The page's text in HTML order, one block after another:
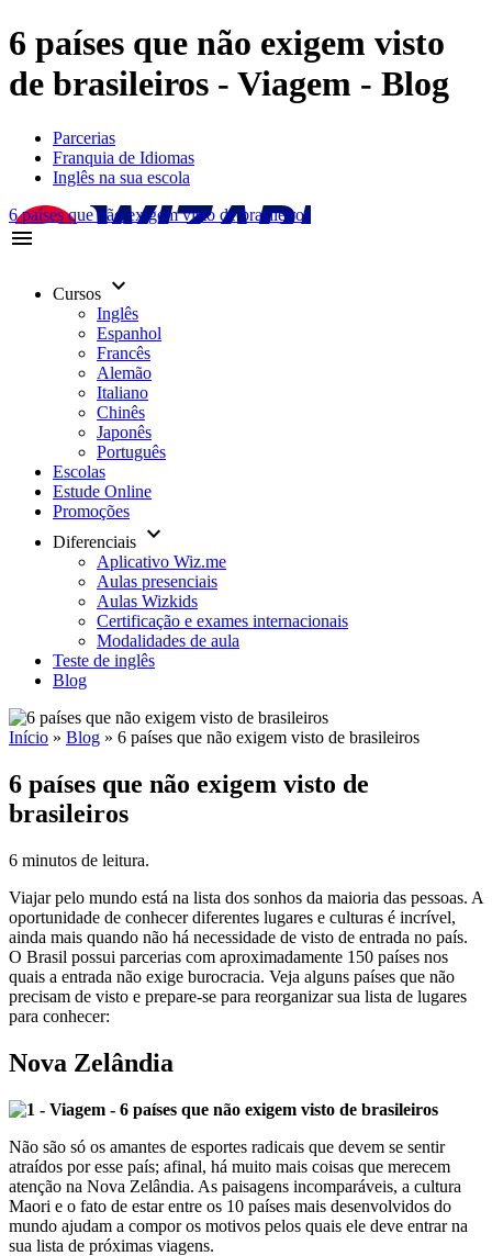
6 países que não exigem visto
de brasileiros - Viagem - Blog
Parcerias
Franquia de Idiomas
Inglês na sua escola
6 países que não exigem visto de brasileiros
menu
Cursos keyboard_arrow_down
Inglês
Espanhol
Francês
Alemão
Italiano
Chinês
Japonês
Português
Escolas
Estude Online
Promoções
Diferenciais keyboard_arrow_down
Aplicativo Wiz.me
Aulas presenciais
Aulas Wizkids
Certificação e exames internacionais
Modalidades de aula
Teste de inglês
Blog
Início » Blog » 6 países que não exigem visto de brasileiros
6 países que não exigem visto de
brasileiros
6 minutos de leitura.
Viajar pelo mundo está na lista dos sonhos da maioria das pessoas. A
oportunidade de conhecer diferentes lugares e culturas é incrível,
ainda mais quando não há necessidade de visto de entrada no país.
O Brasil possui parcerias com aproximadamente 150 países nos
quais a entrada não exige burocracia. Veja alguns países que não
precisam de visto e prepare-se para reorganizar sua lista de lugares
para conhecer:
Nova Zelândia
Não são só os amantes de esportes radicais que devem se sentir
atraídos por esse país; afinal, há muito mais coisas que merecem
atenção na Nova Zelândia. As paisagens incomparáveis, a cultura
Maori e o fato de estar entre os 10 países mais desenvolvidos do
mundo ajudam a compor os motivos pelos quais ele deve entrar na
sua lista de próximas viagens.